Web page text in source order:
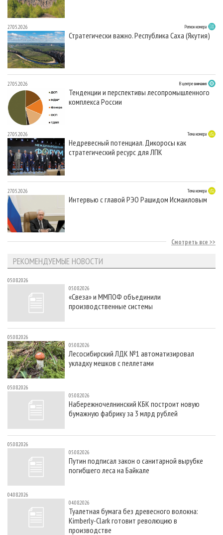
27.05.2026 Регион номера
Стратегически важно. Республика Саха (Якутия)
27.05.2026 В центре внимания
Тенденции и перспективы лесопромышленного
комплекса России
27.05.2026 Тема номера
Недревесный потенциал. Дикоросы как
стратегический ресурс для ЛПК
27.05.2026 Тема номера
Интервью с главой РЭО Рашидом Исмаиловым
Смотреть все
РЕКОМЕНДУЕМЫЕ НОВОСТИ
05.08.2026
05.08.2026
«Свеза» и ММПОФ объединили
производственные системы
05.08.2026
05.08.2026
Лесосибирский ЛДК №1 автоматизировал
укладку мешков с пеллетами
05.08.2026
05.08.2026
Набережночелнинский КБК построит новую
бумажную фабрику за 3 млрд рублей
05.08.2026
05.08.2026
Путин подписал закон о санитарной вырубке
погибшего леса на Байкале
04.08.2026
04.08.2026
Туалетная бумага без древесного волокна:
Kimberly-Clark готовит революцию в
производстве